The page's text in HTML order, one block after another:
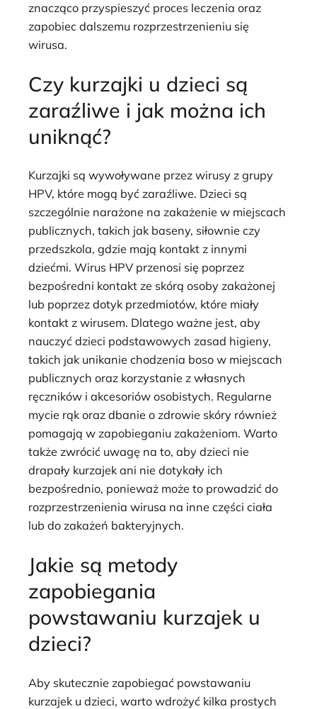
znacząco przyspieszyć proces leczenia oraz
zapobiec dalszemu rozprzestrzenieniu się
wirusa.
Czy kurzajki u dzieci są
zaraźliwe i jak można ich
uniknąć?
Kurzajki są wywoływane przez wirusy z grupy
HPV, które mogą być zaraźliwe. Dzieci są
szczególnie narażone na zakażenie w miejscach
publicznych, takich jak baseny, siłownie czy
przedszkola, gdzie mają kontakt z innymi
dziećmi. Wirus HPV przenosi się poprzez
bezpośredni kontakt ze skórą osoby zakażonej
lub poprzez dotyk przedmiotów, które miały
kontakt z wirusem. Dlatego ważne jest, aby
nauczyć dzieci podstawowych zasad higieny,
takich jak unikanie chodzenia boso w miejscach
publicznych oraz korzystanie z własnych
ręczników i akcesoriów osobistych. Regularne
mycie rąk oraz dbanie o zdrowie skóry również
pomagają w zapobieganiu zakażeniom. Warto
także zwrócić uwagę na to, aby dzieci nie
drapały kurzajek ani nie dotykały ich
bezpośrednio, ponieważ może to prowadzić do
rozprzestrzenienia wirusa na inne części ciała
lub do zakażeń bakteryjnych.
Jakie są metody
zapobiegania
powstawaniu kurzajek u
dzieci?
Aby skutecznie zapobiegać powstawaniu
kurzajek u dzieci, warto wdrożyć kilka prostych